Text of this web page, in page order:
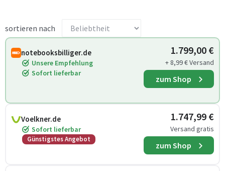
sortieren nach
notebooksbilliger.de
Unsere Empfehlung
Sofort lieferbar
1.799,00 €
+ 8,99 € Versand
zum Shop
Voelkner.de
Sofort lieferbar
Günstigstes Angebot
1.747,99 €
Versand gratis
zum Shop